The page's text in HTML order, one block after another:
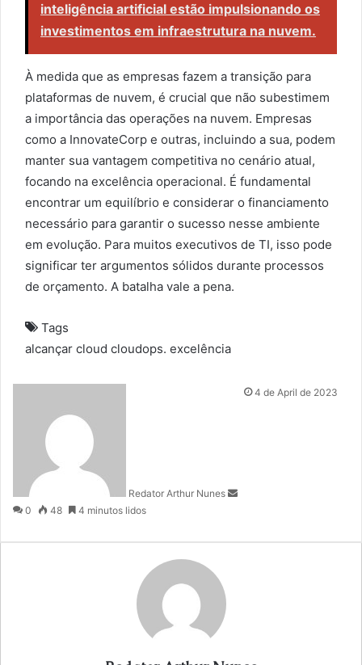
inteligência artificial estão impulsionando os
investimentos em infraestrutura na nuvem.
À medida que as empresas fazem a transição para
plataformas de nuvem, é crucial que não subestimem
a importância das operações na nuvem. Empresas
como a InnovateCorp e outras, incluindo a sua, podem
manter sua vantagem competitiva no cenário atual,
focando na excelência operacional. É fundamental
encontrar um equilíbrio e considerar o financiamento
necessário para garantir o sucesso nesse ambiente
em evolução. Para muitos executivos de TI, isso pode
significar ter argumentos sólidos durante processos
de orçamento. A batalha vale a pena.
Tags
alcançar cloud cloudops. excelência
Redator Arthur Nunes
i
4 de April de 2023
0 48 4 minutos lidos